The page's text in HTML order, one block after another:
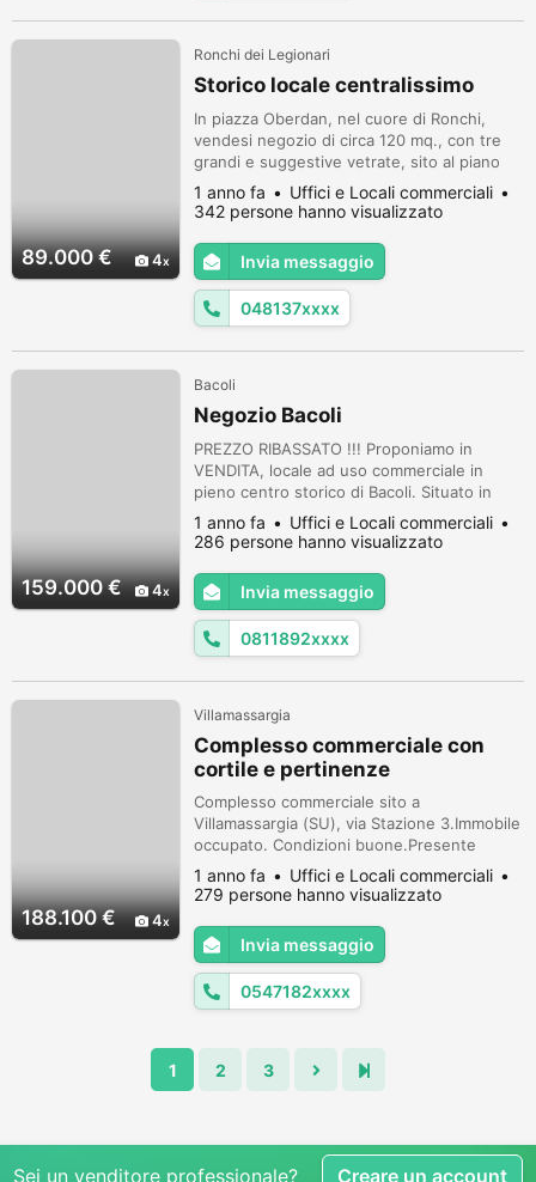
89.000 € 4
Ronchi dei Legionari
Storico locale centralissimo
In piazza Oberdan, nel cuore di Ronchi,
vendesi negozio di circa 120 mq., con tre
grandi e suggestive vetrate, sito al piano
terra, composto da ampio salone,
antibagno, bagno, grande scantinato e
scoperto estivo. Ideale per bar, ristorazione
e varie tipologie di attività! Posizione
pazzesca!!!
1 anno fa
Uffici e Locali commerciali
342 persone hanno visualizzato
Invia messaggio
048137xxxx
159.000 € 4
Bacoli
Negozio Bacoli
PREZZO RIBASSATO !!! Proponiamo in
VENDITA, locale ad uso commerciale in
pieno centro storico di Bacoli. Situato in
posizione strategica, l'immobile vanta una
superficie di 60 mq, composto da due ampi
locali, ripostiglio e un bagno. La soluzione si
trova in buono stato e offre molteplici
possibilità di utilizzo. Inoltre, nella parte
retrostante del fabbricat...
1 anno fa
Uffici e Locali commerciali
286 persone hanno visualizzato
Invia messaggio
0811892xxxx
188.100 € 4
Villamassargia
Complesso commerciale con
cortile e pertinenze
Complesso commerciale sito a
Villamassargia (SU), via Stazione 3.Immobile
occupato. Condizioni buone.Presente
all'interno materiale di vario genere.Beni
mobili esclusi dalla vendita.Immobile
descritto nella perizia allegata come LOTTO
18Superficie principale: 411 mq
(fabbricati)COMPLESSO COMMERCIALEArea
di sedime: 2266 mqFabbricati: 411 mq
circaCortile: 288 ...
1 anno fa
Uffici e Locali commerciali
279 persone hanno visualizzato
Invia messaggio
0547182xxxx
1 2 3
Sei un venditore professionale? Creare un account